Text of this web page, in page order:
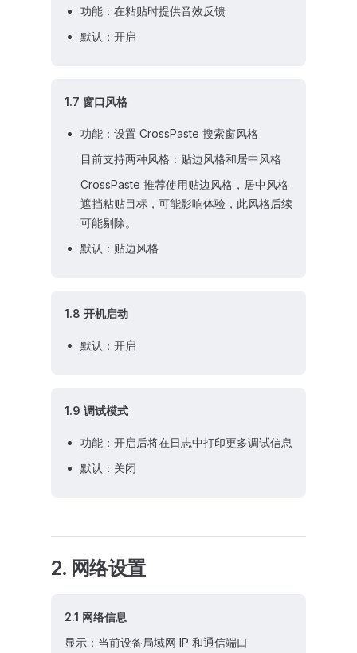
功能：在粘贴时提供音效反馈
默认：开启
1.7 窗口风格
功能：设置 CrossPaste 搜索窗风格
目前支持两种风格：贴边风格和居中风格
CrossPaste 推荐使用贴边风格，居中风格
遮挡粘贴目标，可能影响体验，此风格后续
可能剔除。
默认：贴边风格
1.8 开机启动
默认：开启
1.9 调试模式
功能：开启后将在日志中打印更多调试信息
默认：关闭
2. 网络设置
2.1 网络信息
显示：当前设备局域网 IP 和通信端口